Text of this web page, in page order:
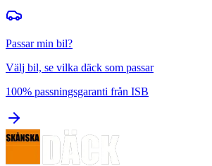
Passar min bil?
Välj bil, se vilka däck som passar
100% passningsgaranti från ISB